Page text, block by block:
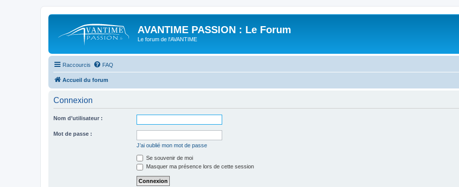
AVANTIME PASSION : Le Forum
Le forum de l'AVANTIME
Raccourcis FAQ
Accueil du forum
Connexion
Nom d’utilisateur :
Mot de passe :
J’ai oublié mon mot de passe
Se souvenir de moi
Masquer ma présence lors de cette session